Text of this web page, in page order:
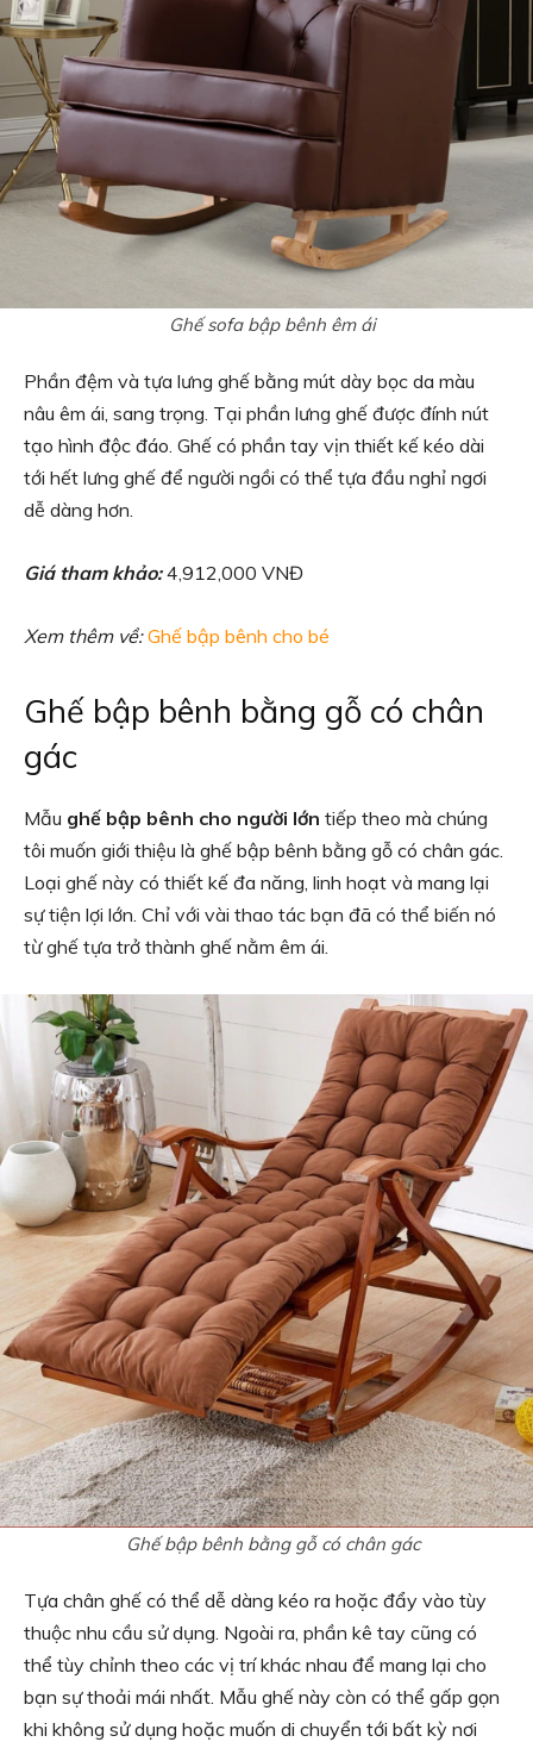
Ghế sofa bập bênh êm ái
Phần đệm và tựa lưng ghế bằng mút dày bọc da màu
nâu êm ái, sang trọng. Tại phần lưng ghế được đính nút
tạo hình độc đáo. Ghế có phần tay vịn thiết kế kéo dài
tới hết lưng ghế để người ngồi có thể tựa đầu nghỉ ngơi
dễ dàng hơn.
Giá tham khảo:4,912,000 VNĐ
Xem thêm về: Ghế bập bênh cho bé
Ghế bập bênh bằng gỗ có chân
gác
Mẫu ghế bập bênh cho người lớn tiếp theo mà chúng
tôi muốn giới thiệu là ghế bập bênh bằng gỗ có chân gác.
Loại ghế này có thiết kế đa năng, linh hoạt và mang lại
sự tiện lợi lớn. Chỉ với vài thao tác bạn đã có thể biến nó
từ ghế tựa trở thành ghế nằm êm ái.
Ghế bập bênh bằng gỗ có chân gác
Tựa chân ghế có thể dễ dàng kéo ra hoặc đẩy vào tùy
thuộc nhu cầu sử dụng. Ngoài ra, phần kê tay cũng có
thể tùy chỉnh theo các vị trí khác nhau để mang lại cho
bạn sự thoải mái nhất. Mẫu ghế này còn có thể gấp gọn
khi không sử dụng hoặc muốn di chuyển tới bất kỳ nơi